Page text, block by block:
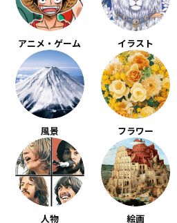
アニメ・ゲーム イラスト
風景 フラワー
人物 絵画